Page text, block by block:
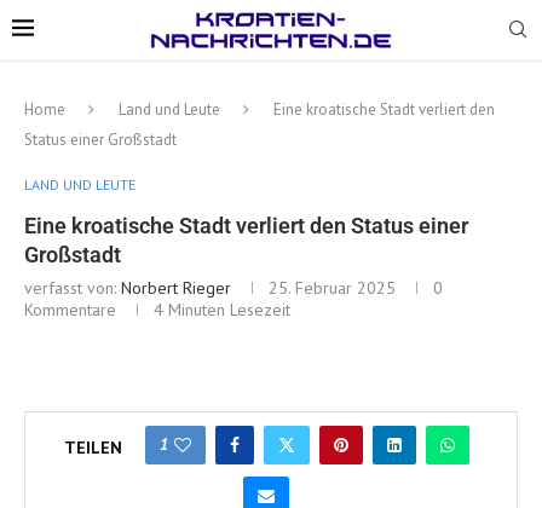
Home Land und Leute
Eine kroatische Stadt verliert den
Status einer Großstadt
LAND UND LEUTE
Eine kroatische Stadt verliert den Status einer
Großstadt
verfasst von: Norbert Rieger 25. Februar 2025
0
Kommentare
4 Minuten Lesezeit
TEILEN 1